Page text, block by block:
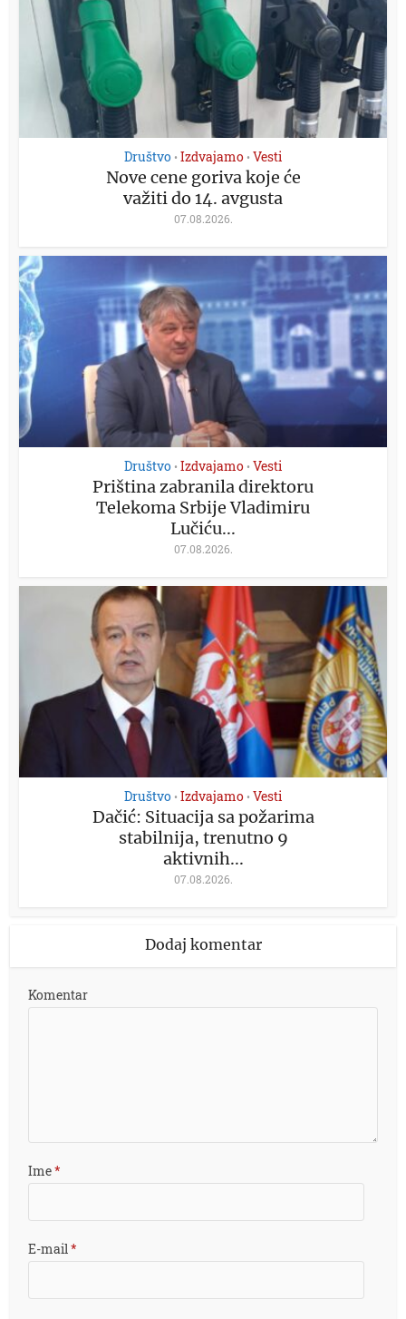
Društvo • Izdvajamo • Vesti
Nove cene goriva koje će
važiti do 14. avgusta
07.08.2026.
Društvo • Izdvajamo • Vesti
Priština zabranila direktoru
Telekoma Srbije Vladimiru
Lučiću...
07.08.2026.
Društvo • Izdvajamo • Vesti
Dačić: Situacija sa požarima
stabilnija, trenutno 9
aktivnih...
07.08.2026.
Dodaj komentar
Komentar
Ime*
E-mail*